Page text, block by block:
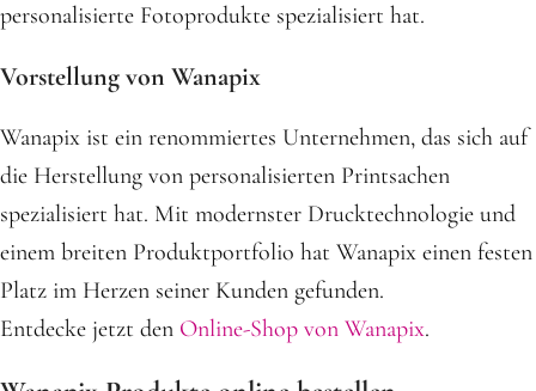
personalisierte Fotoprodukte spezialisiert hat.
Vorstellung von Wanapix
Wanapix ist ein renommiertes Unternehmen, das sich auf
die Herstellung von personalisierten Printsachen
spezialisiert hat. Mit modernster Drucktechnologie und
einem breiten Produktportfolio hat Wanapix einen festen
Platz im Herzen seiner Kunden gefunden.
Entdecke jetzt den Online-Shop von Wanapix.